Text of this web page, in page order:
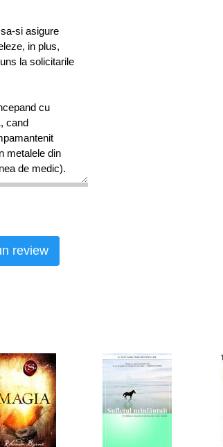
si asigure
in plus,
la solicitarile
cu
cand
metalele din
de medic).
review